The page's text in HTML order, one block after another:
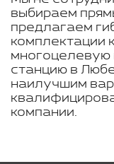
выбираем
предлагаем
комплектации
станцию в
наилучшим
компании.